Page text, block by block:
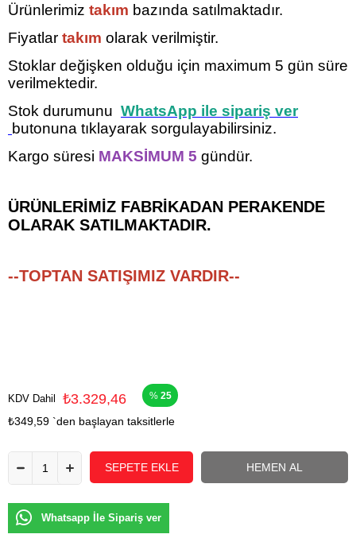
Ürünlerimiz takım bazında satılmaktadır.
Fiyatlar takım olarak verilmiştir.
Stoklar değişken olduğu için maximum 5 gün süre
verilmektedir.
Stok durumunu WhatsApp ile sipariş ver
butonuna tıklayarak sorgulayabilirsiniz.
Kargo süresi MAKSİMUM 5 gündür.
ÜRÜNLERİMİZ FABRİKADAN PERAKENDE
OLARAK SATILMAKTADIR.
--TOPTAN SATIŞIMIZ VARDIR--
KDV Dahil ₺3.329,46 25
₺349,59 `den başlayan taksitlerle
Whatsapp İle Sipariş ver